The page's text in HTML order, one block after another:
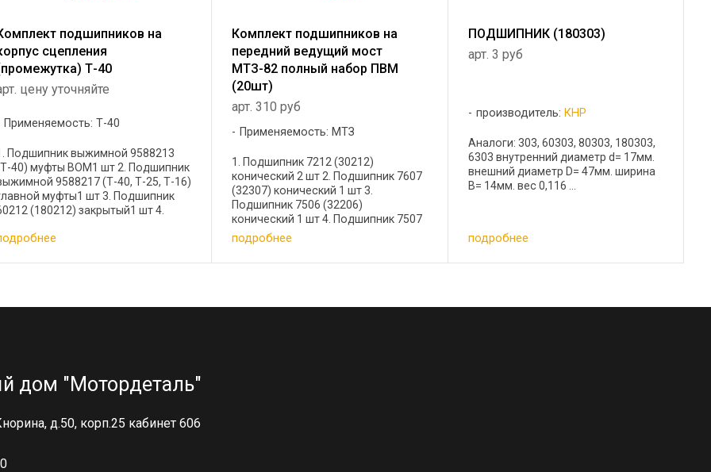
подшипников на
сцепления
Т-40
цену уточняйте
Применяемость: Т-40
Подшипник выжимной 9588213
40) муфты ВОМ1 шт 2. Подшипник
9588217 (Т-40, Т-25, Т-16)
муфты1 шт 3. Подшипник
(180212) закрытый1 шт 4.
211 (6211)1 шт 6.
Комплект подшипников на
передний ведущий мост
МТЗ-82 полный набор ПВМ
(20шт)
арт. 310 руб
Применяемость: МТЗ
1. Подшипник 7212 (30212)
конический 2 шт 2. Подшипник 7607
(32307) конический 1 шт 3.
Подшипник 7506 (32206)
конический 1 шт 4. Подшипник 7507
(32207) конический 8 шт 5.
Подшипник 8208 (51208) упорный 2
шт 6. Подшипник 208 (6208) 2 шт 7.
подробнее
ПОДШИПНИК (180303)
арт. 3 руб
производитель: КНР
Аналоги: 303, 60303, 80303, 180303,
6303 внутренний диаметр d= 17мм.
внешний диаметр D= 47мм. ширина
B= 14мм. вес 0,116 ...
подробнее
дом "Мотордеталь"
д.50, корп.25 кабинет 606